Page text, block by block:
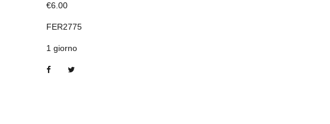
€6.00
FER2775
1 giorno